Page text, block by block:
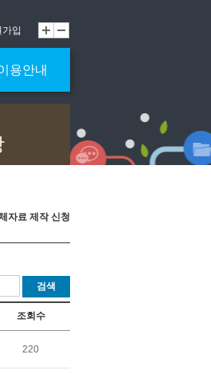
가입
용안내
자료 제작 신청
검색
조회수
220